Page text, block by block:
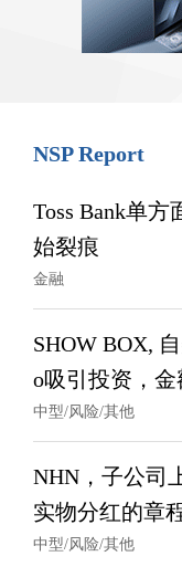
NSP Report
Toss Bank单
始裂痕
金融
SHOW BOX,
o吸引投资，金
中型/风险/其他
NHN，子公司
实物分红的章
中型/风险/其他